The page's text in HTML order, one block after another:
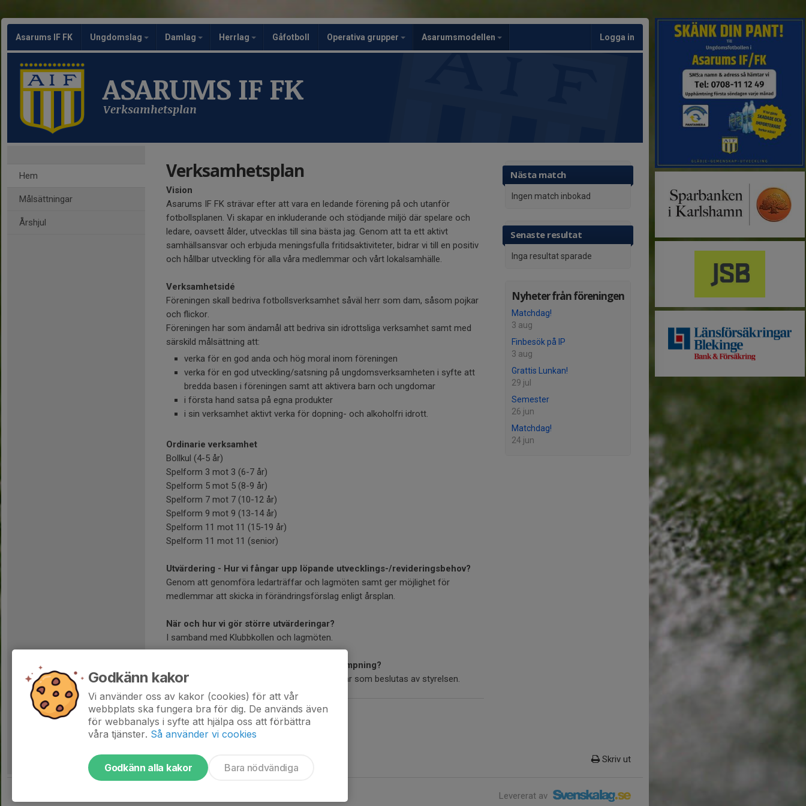
Asarums IF FK Ungdomslag Damlag Herrlag Gåfotboll Operativa grupper Asarumsmodellen Logga in
ASARUMS IF FK
Verksamhetsplan
Hem
Målsättningar
Årshjul
Nästa match
Ingen match inbokad
Senaste resultat
Inga resultat sparade
Nyheter från föreningen
Matchdag!
3 aug
Finbesök på IP
3 aug
Grattis Lunkan!
29 jul
Semester
26 jun
Matchdag!
24 jun
Verksamhetsplan
Vision
Asarums IF FK strävar efter att vara en ledande förening på och utanför
fotbollsplanen. Vi skapar en inkluderande och stödjande miljö där spelare och
ledare, oavsett ålder, utvecklas till sina bästa jag. Genom att ta ett aktivt
samhällsansvar och erbjuda meningsfulla fritidsaktiviteter, bidrar vi till en positiv
och hållbar utveckling för alla våra medlemmar och vårt lokalsamhälle.
Verksamhetsidé
Föreningen skall bedriva fotbollsverksamhet såväl herr som dam, såsom pojkar
och flickor.
Föreningen har som ändamål att bedriva sin idrottsliga verksamhet samt med
särskild målsättning att:
verka för en god anda och hög moral inom föreningen
verka för en god utveckling/satsning på ungdomsverksamheten i syfte att
bredda basen i föreningen samt att aktivera barn och ungdomar
i första hand satsa på egna produkter
i sin verksamhet aktivt verka för dopning- och alkoholfri idrott.
Ordinarie verksamhet
Bollkul (4-5 år)
Spelform 3 mot 3 (6-7 år)
Spelform 5 mot 5 (8-9 år)
Spelform 7 mot 7 (10-12 år)
Spelform 9 mot 9 (13-14 år)
Spelform 11 mot 11 (15-19 år)
Spelform 11 mot 11 (senior)
Utvärdering - Hur vi fångar upp löpande utvecklings-/revideringsbehov?
Genom att genomföra ledarträffar och lagmöten samt ger möjlighet för
medlemmar att skicka in förändringsförslag enligt årsplan.
När och hur vi gör större utvärderingar?
I samband med Klubbkollen och lagmöten.
Vem beslutar om ändring i modell och tillämpning?
Operativa grupper tar fram förslag på ändringar som beslutas av styrelsen.
Skriv ut
Levererat av
Godkänn kakor
Vi använder oss av kakor (cookies) för att vår
webbplats ska fungera bra för dig. De används även
för webbanalys i syfte att hjälpa oss att förbättra
våra tjänster. Så använder vi cookies
Godkänn alla kakor Bara nödvändiga